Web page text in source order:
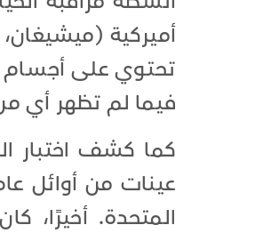
فيما لم تظهر أي